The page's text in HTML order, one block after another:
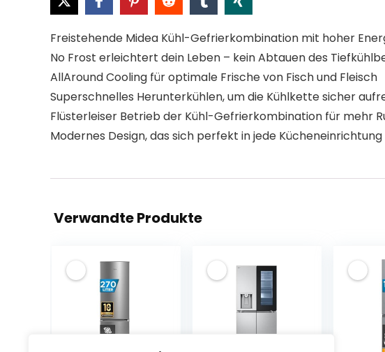
Freistehende Midea Kühl-Gefrierkombination mit hoher
No Frost erleichtert dein Leben – kein Abtauen des
AllAround Cooling für optimale Frische von Fisch und Fleisch
Superschnelles Herunterkühlen, um die Kühlkette sicher
Flüsterleiser Betrieb der Kühl-Gefrierkombination für mehr
Modernes Design, das sich perfekt in jede
Verwandte Produkte